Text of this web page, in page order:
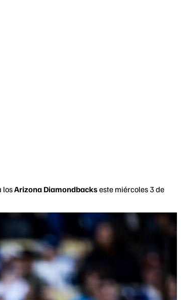
losArizona Diamondbackseste miércoles 3 de